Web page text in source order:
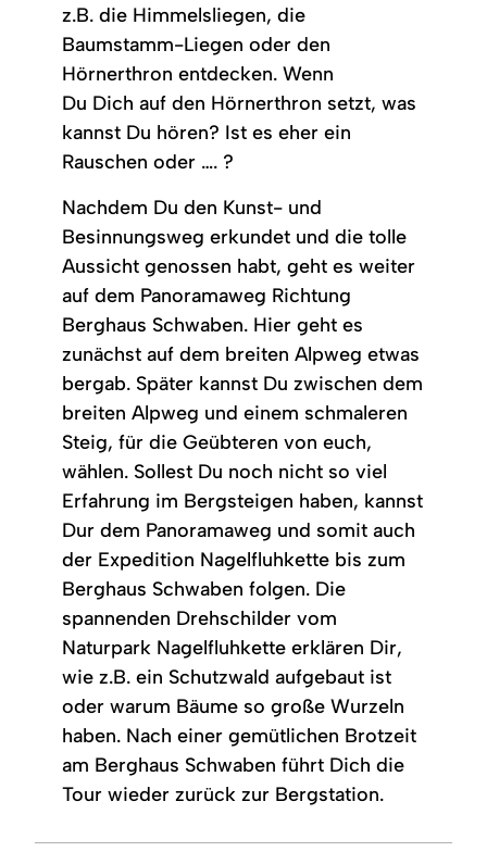
z.B. die Himmelsliegen, die
Baumstamm-Liegen oder den
Hörnerthron entdecken. Wenn
Du Dich auf den Hörnerthron setzt, was
kannst Du hören? Ist es eher ein
Rauschen oder …. ?
Nachdem Du den Kunst- und
Besinnungsweg erkundet und die tolle
Aussicht genossen habt, geht es weiter
auf dem Panoramaweg Richtung
Berghaus Schwaben. Hier geht es
zunächst auf dem breiten Alpweg etwas
bergab. Später kannst Du zwischen dem
breiten Alpweg und einem schmaleren
Steig, für die Geübteren von euch,
wählen. Sollest Du noch nicht so viel
Erfahrung im Bergsteigen haben, kannst
Dur dem Panoramaweg und somit auch
der Expedition Nagelfluhkette bis zum
Berghaus Schwaben folgen. Die
spannenden Drehschilder vom
Naturpark Nagelfluhkette erklären Dir,
wie z.B. ein Schutzwald aufgebaut ist
oder warum Bäume so große Wurzeln
haben. Nach einer gemütlichen Brotzeit
am Berghaus Schwaben führt Dich die
Tour wieder zurück zur Bergstation.